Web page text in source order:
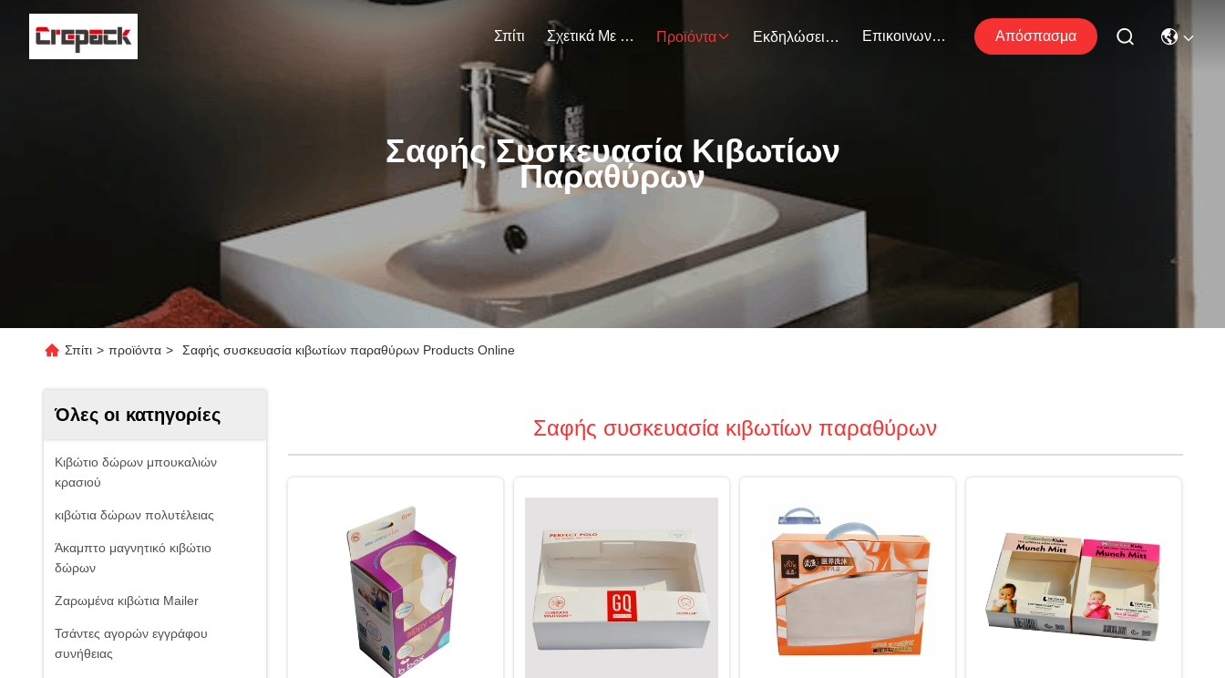
Σπίτι Σχετικά Με Εμάς Προϊόντα Εκδηλώσεις Επικοινωνήστε Μαζί Μας Απόσπασμα
Σαφής Συσκευασία Κιβωτίων
Παραθύρων
Σπίτι > προϊόντα > Σαφής συσκευασία κιβωτίων παραθύρων Products Online
Όλες οι κατηγορίες
Κιβώτιο δώρων μπουκαλιών
κρασιού
κιβώτια δώρων πολυτέλειας
Άκαμπτο μαγνητικό κιβώτιο
δώρων
Ζαρωμένα κιβώτια Mailer
Τσάντες αγορών εγγράφου
συνήθειας
Σαφής συσκευασία κιβωτίων παραθύρων